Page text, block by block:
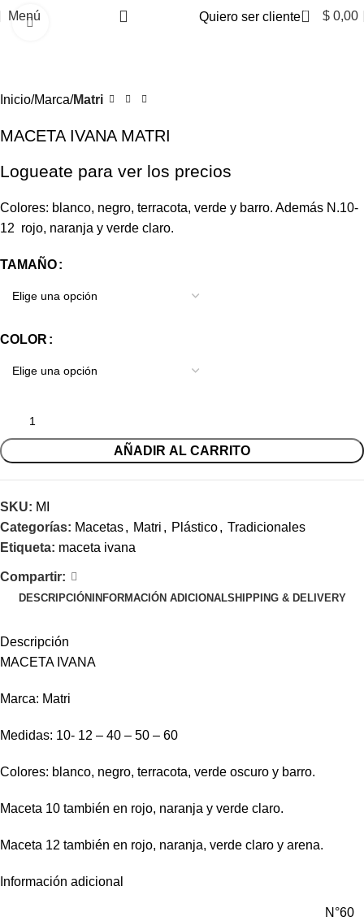
Menú Quiero ser cliente 0 $ 0,00
Clic para ampliar
Inicio Marca Matri
MACETA IVANA MATRI
Logueate para ver los precios
Colores: blanco, negro, terracota, verde y barro. Además N.10-
12 rojo, naranja y verde claro.
TAMAÑO
COLOR
AÑADIR AL CARRITO
SKU: MI
Categorías: Macetas, Matri , Plástico, Tradicionales
Etiqueta: maceta ivana
Compartir:
DESCRIPCIÓN INFORMACIÓN ADICIONALSHIPPING & DELIVERY
Descripción
MACETA IVANA
Marca: Matri
Medidas: 10- 12 – 40 – 50 – 60
Colores: blanco, negro, terracota, verde oscuro y barro.
Maceta 10 también en rojo, naranja y verde claro.
Maceta 12 también en rojo, naranja, verde claro y arena.
Información adicional
N°60